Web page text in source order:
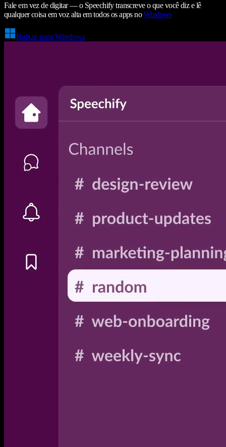
Fale em vez de digitar — o Speechify transcreve o que você diz e lê
qualquer coisa em voz alta em todos os apps noWindows
Baixar para Windows